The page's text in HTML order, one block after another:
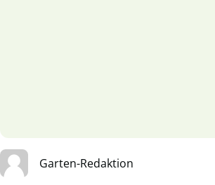
Garten-Redaktion